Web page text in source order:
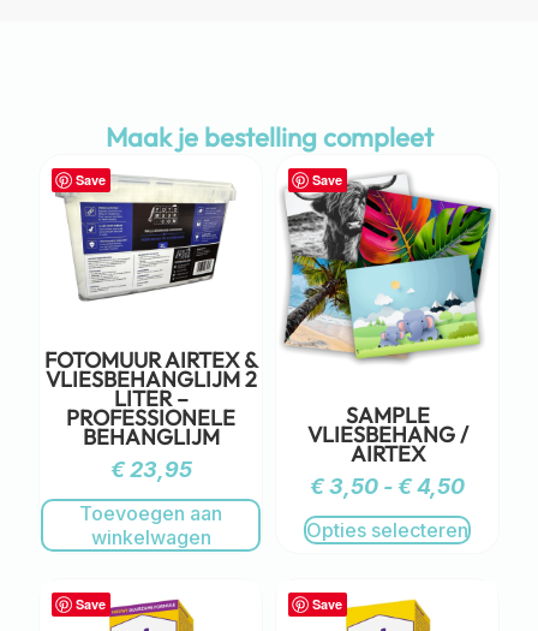
Maak je bestelling compleet
Save
FOTOMUUR AIRTEX &
VLIESBEHANGLIJM 2
LITER –
PROFESSIONELE
BEHANGLIJM
€23,95
Toevoegen aan
winkelwagen
Save
SAMPLE
VLIESBEHANG /
AIRTEX
€3,50 - €4,50
Opties selecteren
Save Save